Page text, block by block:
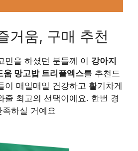
거움, 구매 추천
민을 하셨던 분들께 이 강아지
움 망고밥 트리플엑스를 추천드
이 매일매일 건강하고 활기차게
줄 최고의 선택이에요. 한번 경
하실 거예요